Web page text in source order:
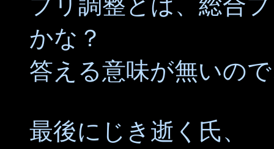
かな？
答える意味が無いの
最後にじき逝く氏、